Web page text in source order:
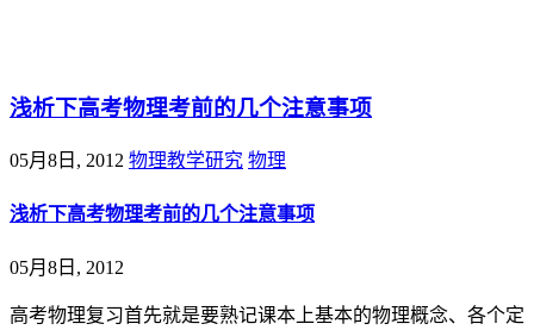
浅析下高考物理考前的几个注意事项
05月8日, 2012 物理教学研究 物理
浅析下高考物理考前的几个注意事项
05月8日, 2012
高考物理复习首先就是要熟记课本上基本的物理概念、各个定